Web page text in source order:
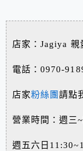
店家：Jagiya 親
電話：0970-
店家粉絲團請點
營業時間：週三
週五六日